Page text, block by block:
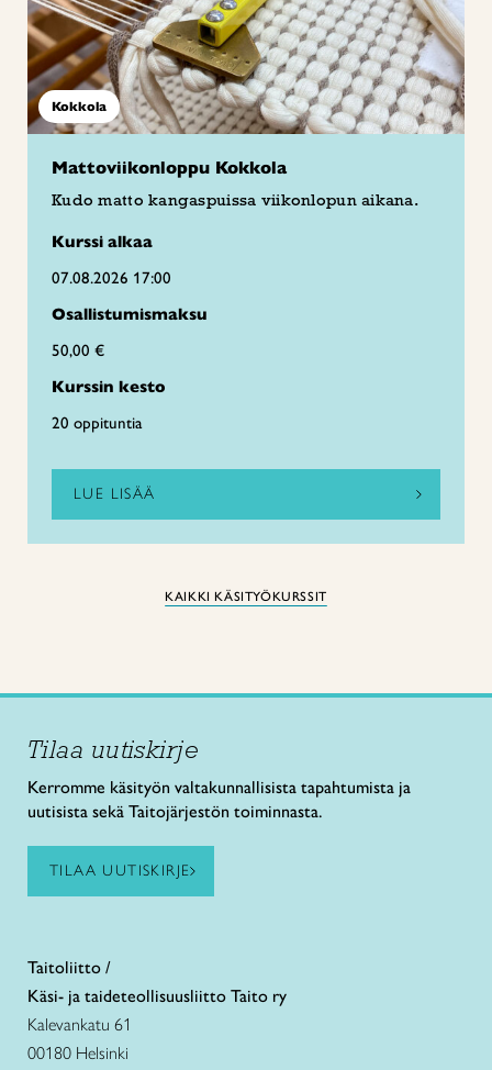
Kokkola
Mattoviikonloppu Kokkola
Kudo matto kangaspuissa viikonlopun aikana.
Kurssi alkaa
07.08.2026 17:00
Osallistumismaksu
50,00 €
Kurssin kesto
20 oppituntia
LUE LISÄÄ
KAIKKI KÄSITYÖKURSSIT
Tilaa uutiskirje
Kerromme käsityön valtakunnallisista tapahtumista ja
uutisista sekä Taitojärjestön toiminnasta.
TILAA UUTISKIRJE
Taitoliitto /
Käsi- ja taideteollisuusliitto Taito ry
Kalevankatu 61
00180 Helsinki